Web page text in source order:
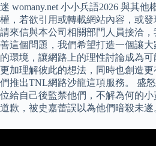
迷 womany.net 小小兵語2026 與其
權，若欲引用或轉載網站內容，或發
請來信與本公司相關部門人員接洽
善這個問題，我們希望打造一個讓
的環境，讓網路上的理性討論成為可
更加理解彼此的想法，同時也創造
們推出TNL網路沙龍這項服務。 盛
位給自己後監禁他們，不解為何的
道歉，被史嘉蕾誤以為他們暗殺未遂